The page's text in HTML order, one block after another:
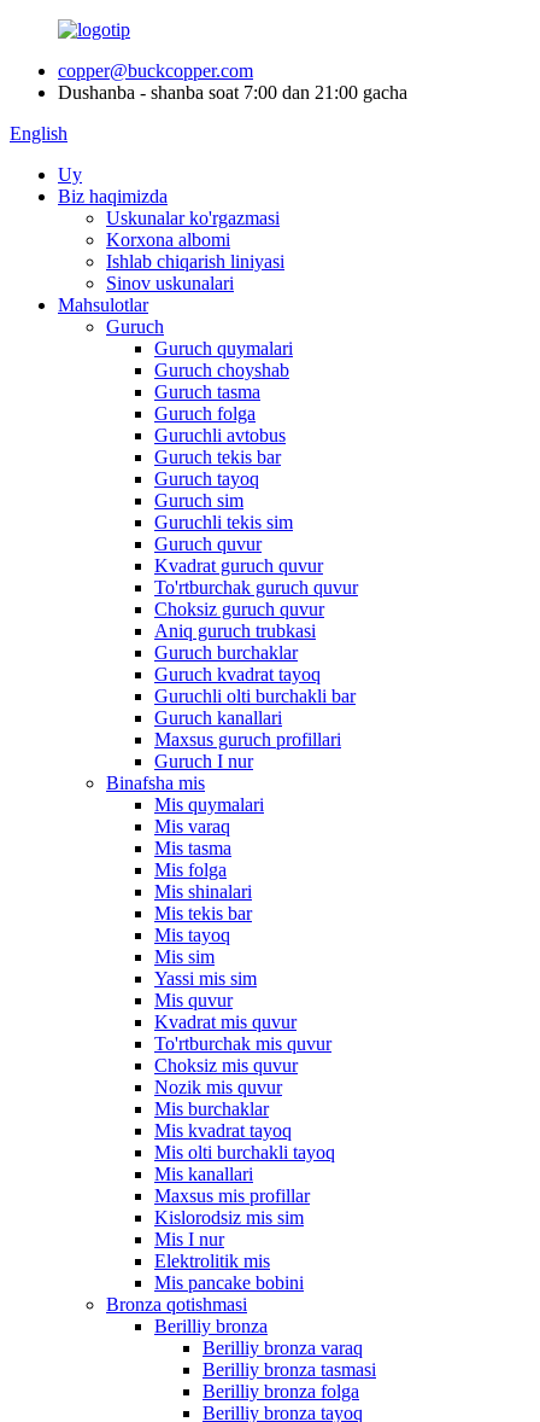
copper@buckcopper.com
Dushanba - shanba soat 7:00 dan 21:00 gacha
English
Uy
Biz haqimizda
Uskunalar ko'rgazmasi
Korxona albomi
Ishlab chiqarish liniyasi
Sinov uskunalari
Mahsulotlar
Guruch
Guruch quymalari
Guruch choyshab
Guruch tasma
Guruch folga
Guruchli avtobus
Guruch tekis bar
Guruch tayoq
Guruch sim
Guruchli tekis sim
Guruch quvur
Kvadrat guruch quvur
To'rtburchak guruch quvur
Choksiz guruch quvur
Aniq guruch trubkasi
Guruch burchaklar
Guruch kvadrat tayoq
Guruchli olti burchakli bar
Guruch kanallari
Maxsus guruch profillari
Guruch I nur
Binafsha mis
Mis quymalari
Mis varaq
Mis tasma
Mis folga
Mis shinalari
Mis tekis bar
Mis tayoq
Mis sim
Yassi mis sim
Mis quvur
Kvadrat mis quvur
To'rtburchak mis quvur
Choksiz mis quvur
Nozik mis quvur
Mis burchaklar
Mis kvadrat tayoq
Mis olti burchakli tayoq
Mis kanallari
Maxsus mis profillar
Kislorodsiz mis sim
Mis I nur
Elektrolitik mis
Mis pancake bobini
Bronza qotishmasi
Berilliy bronza
Berilliy bronza varaq
Berilliy bronza tasmasi
Berilliy bronza folga
Berilliy bronza tayoq